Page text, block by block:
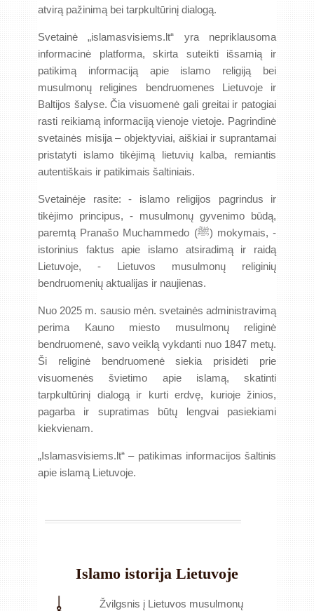
atvirą pažinimą bei tarpkultūrinį dialogą.
Svetainė „islamasvisiems.lt“ yra nepriklausoma
informacinė platforma, skirta suteikti išsamią ir
patikimą informaciją apie islamo religiją bei
musulmonų religines bendruomenes Lietuvoje ir
Baltijos šalyse. Čia visuomenė gali greitai ir patogiai
rasti reikiamą informaciją vienoje vietoje. Pagrindinė
svetainės misija – objektyviai, aiškiai ir suprantamai
pristatyti islamo tikėjimą lietuvių kalba, remiantis
autentiškais ir patikimais šaltiniais.
Svetainėje rasite: - islamo religijos pagrindus ir
tikėjimo principus, - musulmonų gyvenimo būdą,
paremtą Pranašo Muchammedo (ﷺ) mokymais, -
istorinius faktus apie islamo atsiradimą ir raidą
Lietuvoje, - Lietuvos musulmonų religinių
bendruomenių aktualijas ir naujienas.
Nuo 2025 m. sausio mėn. svetainės administravimą
perima Kauno miesto musulmonų religinė
bendruomenė, savo veiklą vykdanti nuo 1847 metų.
Ši religinė bendruomenė siekia prisidėti prie
visuomenės švietimo apie islamą, skatinti
tarpkultūrinį dialogą ir kurti erdvę, kurioje žinios,
pagarba ir supratimas būtų lengvai pasiekiami
kiekvienam.
„Islamasvisiems.lt“ – patikimas informacijos šaltinis
apie islamą Lietuvoje.
Islamo istorija Lietuvoje
Žvilgsnis į Lietuvos musulmonų